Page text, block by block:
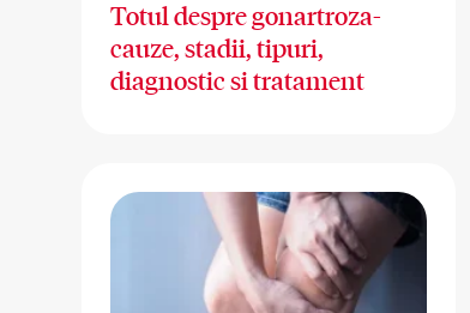
Totul despre gonartroza-
cauze, stadii, tipuri,
diagnostic si tratament